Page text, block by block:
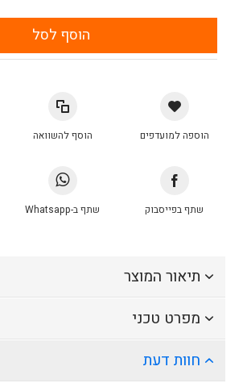
הוסף לסל
הוספה למועדפים הוסף להשוואה
שתף בפייסבוק שתף ב-Whatsapp
תיאור המוצר
מפרט טכני
חוות דעת